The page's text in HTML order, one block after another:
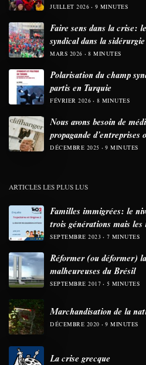
JUILLET 2026 9 MINUTES
Faire sens dans la crise:
syndical dans la
MARS 2026 8 MINUTES
Polarisation du champ
partis en Turquie
FÉVRIER 2026 8 MINUTES
Nous avons besoin de
propagande d’entreprises
DÉCEMBRE 2025 9 MINUTES
ARTICLES LES PLUS LUS
Familles immigrées: le
trois générations mais
SEPTEMBRE 2023 7 MINUTES
Réformer (ou déformer)
malheureuses du Brésil
SEPTEMBRE 2017 5 MINUTES
Marchandisation de la
DÉCEMBRE 2020 9 MINUTES
La crise grecque